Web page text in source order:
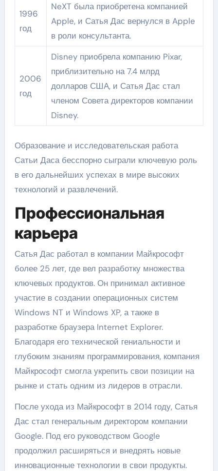
1996
год
NeXT была приобретена компанией
Apple, и Сатья Дас вернулся в Apple
в роли консультанта.
2006
год
Disney приобрела компанию Pixar,
приблизительно на 7.4 млрд
долларов США, и Сатья Дас стал
членом Совета директоров компании
Disney.
Образование и исследовательская работа
Сатьи Даса бесспорно сыграли ключевую роль
в его дальнейших успехах в мире высоких
технологий и развлечений.
Профессиональная
карьера
Сатья Дас работал в компании Майкрософт
более 25 лет, где вел разработку множества
ключевых продуктов. Он принимал активное
участие в создании операционных систем
Windows NT и Windows XP, а также в
разработке браузера Internet Explorer.
Благодаря его технической гениальности и
глубоким знаниям программирования, компания
Майкрософт смогла укрепить свои позиции на
рынке и стать одним из лидеров в отрасли.
После ухода из Майкрософт в 2014 году, Сатья
Дас стал генеральным директором компании
Google. Под его руководством Google
продолжил расширяться и внедрять новые
инновационные технологии в свои продукты.